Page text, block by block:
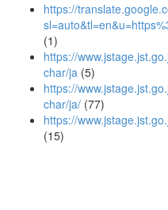
https://
(1)
https://
char/ja (5)
https://
char/ja/ (77)
https://
(15)